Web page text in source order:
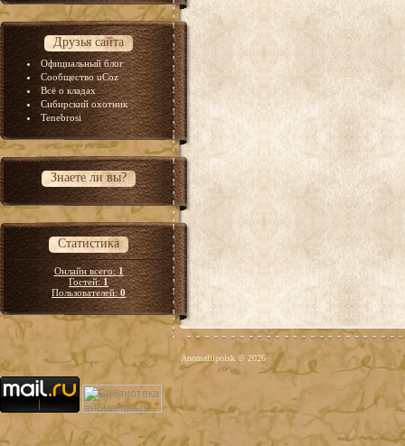
Друзья сайта
Официальный блог
Сообщество uCoz
Всё о кладах
Сибирский охотник
Tenebrosi
Знаете ли вы?
Статистика
Онлайн всего:1
Гостей:1
Пользователей:0
Anomaliipoisk © 2026